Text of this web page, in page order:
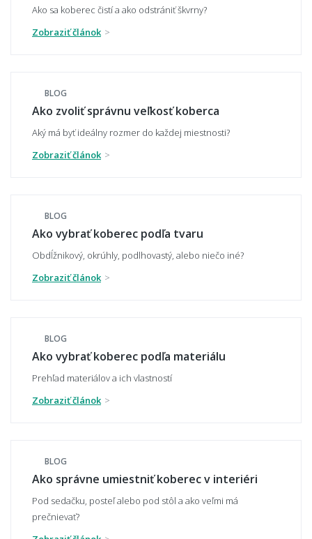
Má koberec ladiť alebo kontrastovať?
Ako vybrať správnu veľkosť koberca?
Aký veľký presah má mať koberec pod
Čo ak zvolím zlú veľkosť koberca?
Ako sa koberec čistí a ako odstrániť škvrny?
Zobraziť článok
BLOG
Ako zvoliť správnu veľkosť koberca
Aký má byť ideálny rozmer do každej miestnosti?
Zobraziť článok
BLOG
Ako vybrať koberec podľa tvaru
Obdĺžnikový, okrúhly, podlhovastý, alebo niečo iné?
Zobraziť článok
BLOG
Ako vybrať koberec podľa materiálu
Prehľad materiálov a ich vlastností
Zobraziť článok
BLOG
Ako správne umiestniť koberec v interiéri
Pod sedačku, posteľ alebo pod stôl a ako veľmi má
prečnievať?